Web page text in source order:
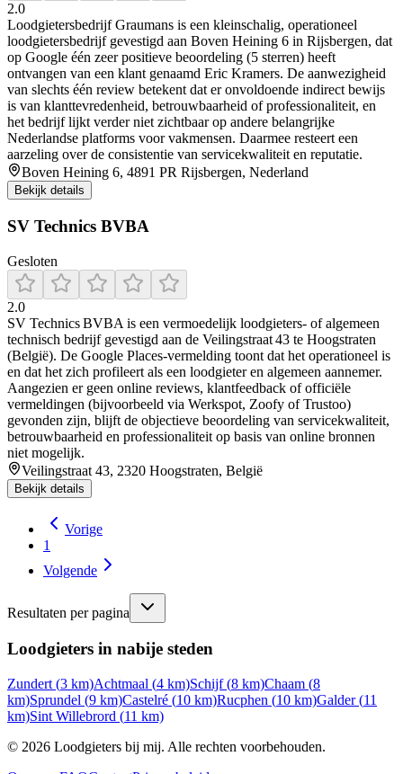
2.0
Loodgietersbedrijf Graumans is een kleinschalig, operationeel
loodgietersbedrijf gevestigd aan Boven Heining 6 in Rijsbergen, dat
op Google één zeer positieve beoordeling (5 sterren) heeft
ontvangen van een klant genaamd Eric Kramers. De aanwezigheid
van slechts één review betekent dat er onvoldoende indirect bewijs
is van klanttevredenheid, betrouwbaarheid of professionaliteit, en
het bedrijf lijkt verder niet zichtbaar op andere belangrijke
Nederlandse platforms voor vakmensen. Daarmee resteert een
aarzeling over de consistentie van servicekwaliteit en reputatie.
Boven Heining 6, 4891 PR Rijsbergen, Nederland
Bekijk details
SV Technics BVBA
Gesloten
2.0
SV Technics BVBA is een vermoedelijk loodgieters- of algemeen
technisch bedrijf gevestigd aan de Veilingstraat 43 te Hoogstraten
(België). De Google Places-vermelding toont dat het operationeel is
en dat het zich profileert als een loodgieter en algemeen aannemer.
Aangezien er geen online reviews, klantfeedback of officiële
vermeldingen (bijvoorbeeld via Werkspot, Zoofy of Trustoo)
gevonden zijn, blijft de objectieve beoordeling van servicekwaliteit,
betrouwbaarheid en professionaliteit op basis van online bronnen
niet mogelijk.
Veilingstraat 43, 2320 Hoogstraten, België
Bekijk details
Vorige
1
Volgende
Resultaten per pagina
Loodgieters in nabije steden
Zundert (3 km)Achtmaal (4 km)Schijf(8 km)Chaam (8
km)Sprundel (9 km)Castelré (10 km)Rucphen (10 km)Galder(11
km)Sint Willebrord (11 km)
© 2026 Loodgieters bij mij. Alle rechten voorbehouden.